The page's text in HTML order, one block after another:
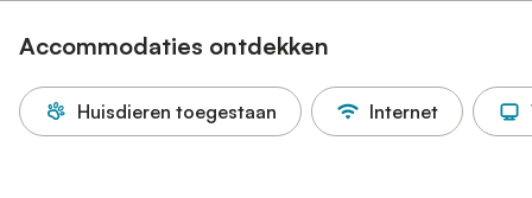
Accommodaties ontdekken
Huisdieren toegestaan Internet